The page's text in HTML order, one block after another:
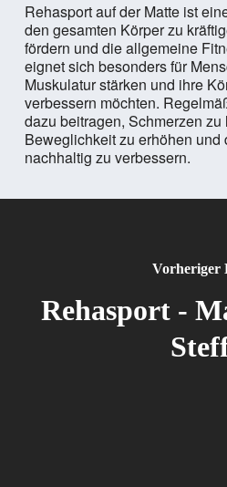
Rehasport auf der Matte ist
den gesamten Körper zu
fördern und die allgemeine
eignet sich besonders für
Muskulatur stärken und ihre
verbessern möchten.
dazu beitragen, Schmerzen
Beweglichkeit zu erhöhen
nachhaltig zu verbessern.
Vorheriger
Rehasport -